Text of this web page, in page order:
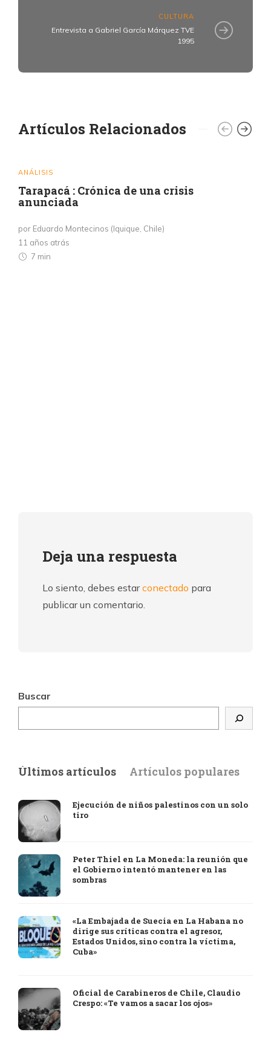
CULTURA
Entrevista a Gabriel García Márquez TVE
1995
Artículos Relacionados
ANÁLISIS
Tarapacá : Crónica de una crisis
anunciada
por Eduardo Montecinos (Iquique, Chile)
11 años atrás
7 min
Deja una respuesta
Lo siento, debes estarconectado para
publicar un comentario.
Buscar
Últimos artículos Artículos populares
Ejecución de niños palestinos con un solo
tiro
Peter Thiel en La Moneda: la reunión que
el Gobierno intentó mantener en las
sombras
«La Embajada de Suecia en La Habana no
dirige sus críticas contra el agresor,
Estados Unidos, sino contra la víctima,
Cuba»
Oficial de Carabineros de Chile, Claudio
Crespo: «Te vamos a sacar los ojos»